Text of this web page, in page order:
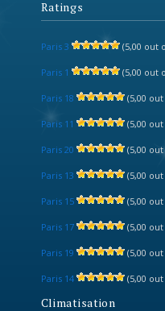
Ratings
Paris 3 (5,00 out
Paris 1 (5,00 out
Paris 18 (5,00 out
Paris 11 (5,00 out
Paris 20 (5,00 out
Paris 13 (5,00 out
Paris 15 (5,00 out
Paris 17 (5,00 out
Paris 19 (5,00 out
Paris 14 (5,00 out
Climatisation